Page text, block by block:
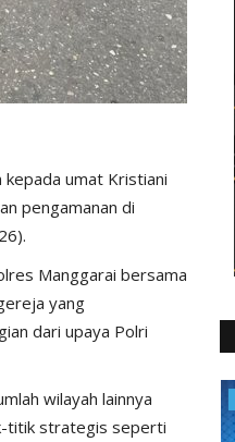
kepada umat Kristiani
pengamanan di
Manggarai bersama
yang
dari upaya Polri
wilayah lainnya
titik strategis seperti